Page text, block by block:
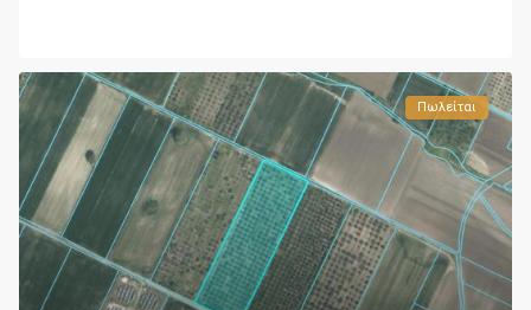
Πωλείται